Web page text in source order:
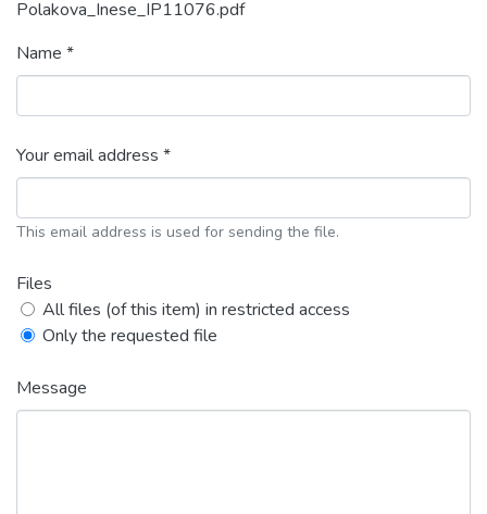
Polakova_Inese_IP11076.pdf
Name *
Your email address *
This email address is used for sending the file.
Files
All files (of this item) in restricted access
Only the requested file
Message